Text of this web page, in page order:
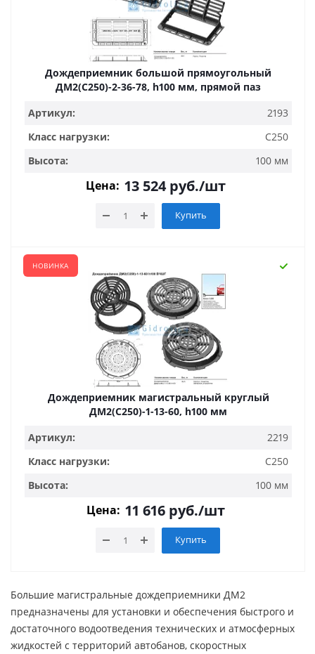
Дождеприемник большой прямоугольный
ДМ2(С250)-2-36-78, h100 мм, прямой паз
Артикул:
2193
Класс нагрузки:
С250
Высота:
100 мм
Цена: 13 524руб./шт
Купить
НОВИНКА
Дождеприемник магистральный круглый
ДМ2(С250)-1-13-60, h100 мм
Артикул:
2219
Класс нагрузки:
С250
Высота:
100 мм
Цена: 11 616 руб./шт
Купить
Большие магистральные дождеприемники ДМ2
предназначены для установки и обеспечения быстрого и
достаточного водоотведения технических и атмосферных
жидкостей с территорий автобанов, скоростных